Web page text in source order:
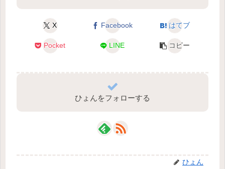
X Facebook はてブ
Pocket LINE コピー
ひょんをフォローする
ひょん